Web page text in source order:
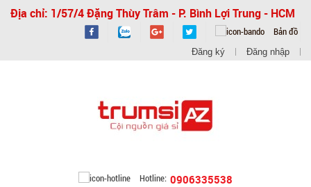
Địa chỉ: 1/57/4 Đặng Thùy Trâm - P. Bình Lợi Trung - HCM
Bản đồ
Đăng ký Đăng nhập
Hotline: 0906335538